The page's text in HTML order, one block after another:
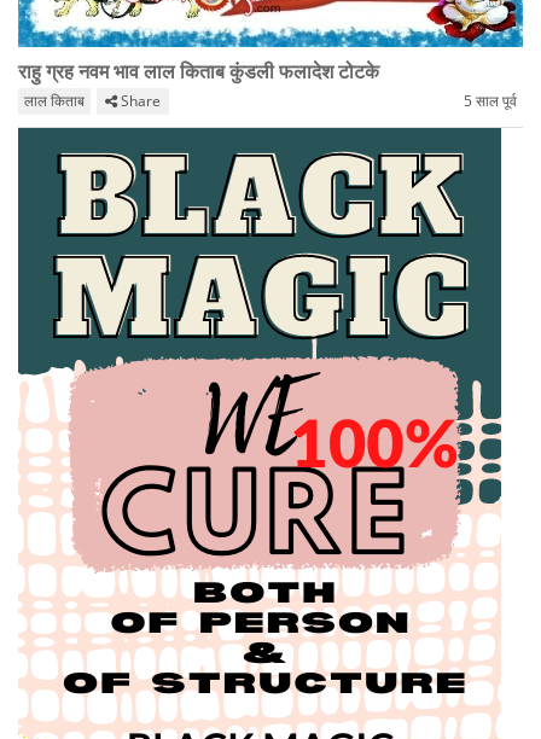
राहु ग्रह नवम भाव लाल किताब कुंडली फलादेश टोटके
लाल किताब Share 5 साल पूर्व